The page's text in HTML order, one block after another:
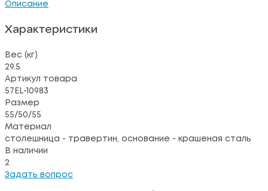
Описание
Характеристики
Вес (кг)
29.5
Артикул товара
57EL-10983
Размер
55/50/55
Материал
столешница - травертин, основание - крашеная сталь
В наличии
2
Задать вопрос